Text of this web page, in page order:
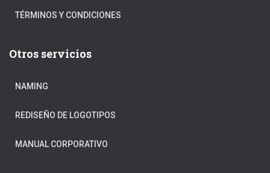
TÉRMINOS Y CONDICIONES
Otros servicios
NAMING
REDISEÑO DE LOGOTIPOS
MANUAL CORPORATIVO